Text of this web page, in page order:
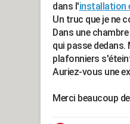
dans l'installation
Un truc que je ne
Dans une
qui passe
plafonniers
Auriez-vous une
Merci beaucoup